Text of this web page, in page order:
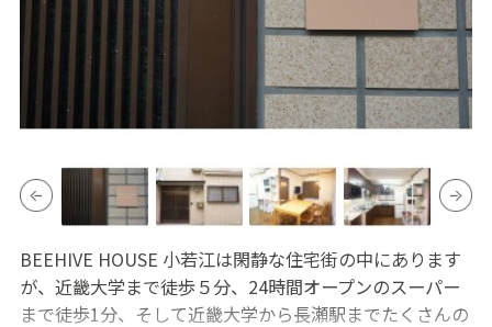
BEEHIVE HOUSE 小若江は閑静な住宅街の中にあります
が、近畿大学まで徒歩５分、24時間オープンのスーパー
まで徒歩1分、そして近畿大学から長瀬駅までたくさんの